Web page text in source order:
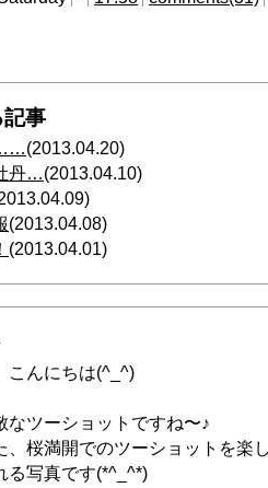
記事
(2013.04.20)
丹…(2013.04.10)
(2013.04.08)
(2013.04.01)
こんにちは(^_^)
なツーショットですね〜♪
、桜満開でのツーショットを楽
る写真です(*^_^*)